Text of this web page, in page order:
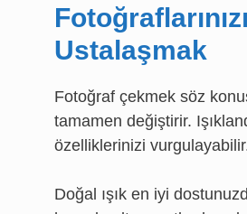
Ustalaşmak
Fotoğraf çekmek söz
tamamen değiştirir.
özelliklerinizi
Doğal ışık en iyi